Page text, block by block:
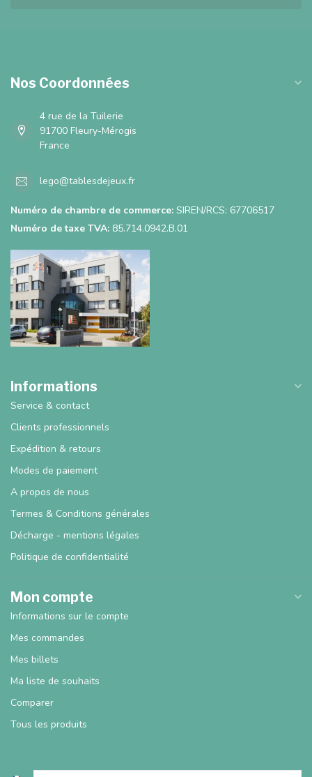
Nos Coordonnées
4 rue de la Tuilerie
91700 Fleury-Mérogis
France
lego@tablesdejeux.fr
Numéro de chambre de commerce: SIREN/RCS: 67706517
Numéro de taxe TVA: 85.714.0942.B.01
Informations
Service & contact
Clients professionnels
Expédition & retours
Modes de paiement
A propos de nous
Termes & Conditions générales
Décharge - mentions légales
Politique de confidentialité
Mon compte
Informations sur le compte
Mes commandes
Mes billets
Ma liste de souhaits
Comparer
Tous les produits